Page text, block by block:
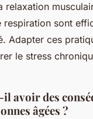
relaxation
respiration sont
Adapter ces
le stress
avoir des
âgées ?